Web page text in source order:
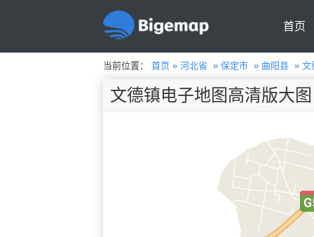
首页
当前位置： 首页» 河北省 » 保定市» 曲阳县» 文
文德镇电子地图高清版大图